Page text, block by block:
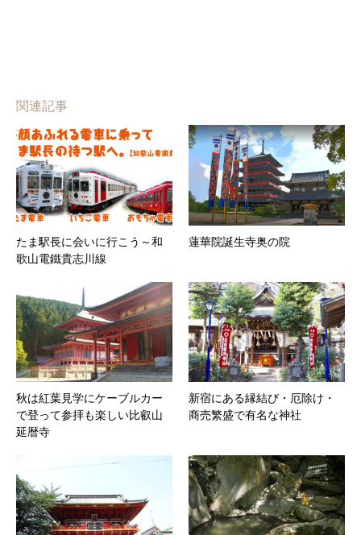
関連記事
たま駅長に会いに行こう～和
歌山電鐵貴志川線
蓮華院誕生寺奥の院
秋は紅葉見学にケーブルカー
で登って参拝も楽しい比叡山
延暦寺
新宿にある縁結び・厄除け・
商売繁盛で有名な神社